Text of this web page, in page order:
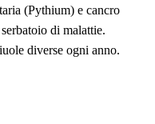
(Pythium) e cancro
di malattie.
diverse ogni anno.